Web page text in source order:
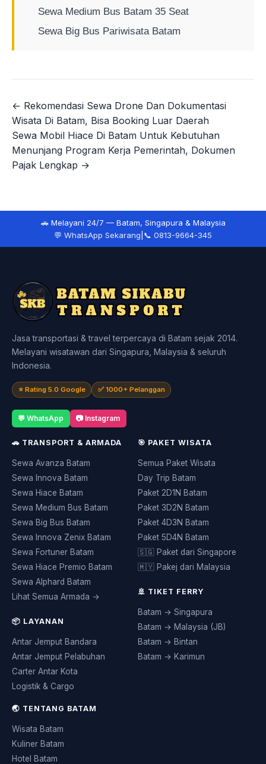
Sewa Medium Bus Batam 35 Seat
Sewa Big Bus Pariwisata Batam
Navigasi
pos
← Rekomendasi Sewa Drone Dan Dokumentasi
Wisata Di Batam, Bisa Booking Luar Daerah
Sewa Mobil Hiace Di Batam Untuk Kebutuhan
Menunjang Program Kerja Pemerintah, Dokumen
Pajak Lengkap →
🚗 Melayani 24/7 — Batam, Singapura & Malaysia
💬 WhatsApp Sekarang 📞 0813-9664-345
Jasa transportasi & travel terpercaya di Batam sejak 2014.
Melayani wisatawan dari Singapura, Malaysia & seluruh
Indonesia.
⭐ Rating 5.0 Google ✅ 1000+ Pelanggan
💬 WhatsApp 📷 Instagram
🚗 TRANSPORT & ARMADA
Sewa Avanza Batam
Sewa Innova Batam
Sewa Hiace Batam
Sewa Medium Bus Batam
Sewa Big Bus Batam
Sewa Innova Zenix Batam
Sewa Fortuner Batam
Sewa Hiace Premio Batam
Sewa Alphard Batam
Lihat Semua Armada →
📦 LAYANAN
Antar Jemput Bandara
Antar Jemput Pelabuhan
Carter Antar Kota
Logistik & Cargo
🎯 PAKET WISATA
Semua Paket Wisata
Day Trip Batam
Paket 2D1N Batam
Paket 3D2N Batam
Paket 4D3N Batam
Paket 5D4N Batam
🇸🇬 Paket dari Singapore
🇲🇾 Pakej dari Malaysia
🚢 TIKET FERRY
Batam → Singapura
Batam → Malaysia (JB)
Batam → Bintan
Batam → Karimun
🌏 TENTANG BATAM
Wisata Batam
Kuliner Batam
Hotel Batam